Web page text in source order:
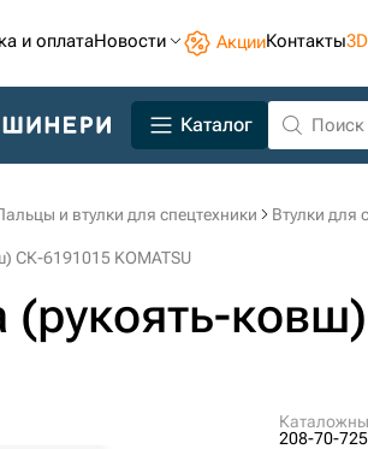
и оплатаНовости АкцииКонтакты
Каталог
и втулки для спецтехники Втулки для
СК-6191015 KOMATSU
(рукоять-ковш)
208-70-